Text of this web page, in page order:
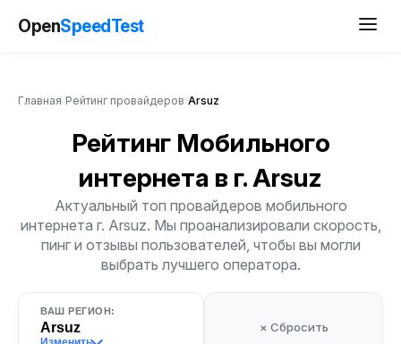
OpenSpeedTest
Главная Рейтинг провайдеров Arsuz
Рейтинг Мобильного
интернета в г. Arsuz
Актуальный топ провайдеров мобильного
интернета г. Arsuz. Мы проанализировали скорость,
пинг и отзывы пользователей, чтобы вы могли
выбрать лучшего оператора.
ВАШ РЕГИОН:
Arsuz × Сбросить